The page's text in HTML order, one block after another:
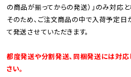
の商品が揃ってからの発送）」のみ対応と
そのため、ご注文商品の中で入荷予定日
て発送させていただきます。
都度発送や分割発送、同梱発送には対応
さい。